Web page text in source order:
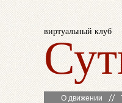
виртуальный клуб
О движении